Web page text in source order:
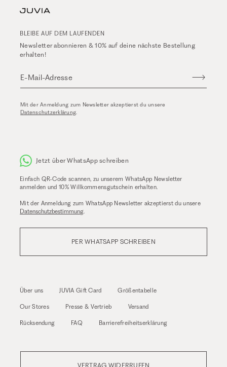
BLEIBE AUF DEM LAUFENDEN
Newsletter abonnieren & 10% auf deine nächste Bestellung
erhalten!
E-Mail-Adresse
Mit der Anmeldung zum Newsletter akzeptierst du unsere
Datenschutzerklärung.
Jetzt über WhatsApp schreiben
Einfach QR-Code scannen, zu unserem WhatsApp Newsletter
anmelden und 10% Willkommensgutschein erhalten.
Mit der Anmeldung zum WhatsApp Newsletter akzeptierst du unsere
Datenschutzbestimmung
PER WHATSAPP SCHREIBEN
Über uns JUVIA Gift Card Größentabelle
Our Stores Presse & Vertrieb Versand
Rücksendung FAQ Barrierefreiheitserklärung
VERTRAG WIDERRUFEN